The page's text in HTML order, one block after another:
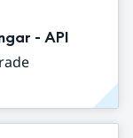
- API